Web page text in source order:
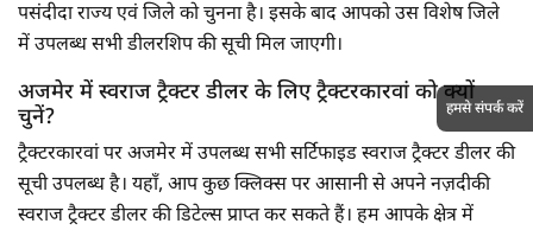
पसंदीदा राज्य एवं जिले को चुनना है। इसके बाद आपको उस विशेष जिले
में उपलब्ध सभी डीलरशिप की सूची मिल जाएगी।
अजमेर में स्वराज ट्रैक्टर डीलर के लिए ट्रैक्टरकारवां को क्यों
चुनें?
ट्रैक्टरकारवां पर अजमेर में उपलब्ध सभी सर्टिफाइड स्वराज ट्रैक्टर डीलर की
सूची उपलब्ध है। यहाँ, आप कुछ क्लिक्स पर आसानी से अपने नज़दीकी
स्वराज ट्रैक्टर डीलर की डिटेल्स प्राप्त कर सकते हैं। हम आपके क्षेत्र में
हमसे संपर्क करें